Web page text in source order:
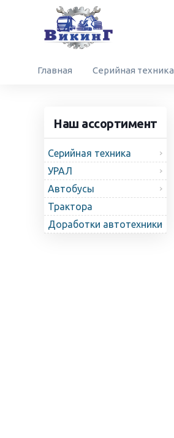
Главная Серийная техника
Наш ассортимент
Серийная техника
УРАЛ
Автобусы
Трактора
Доработки автотехники